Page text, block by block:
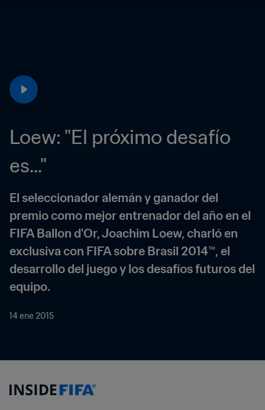
Loew: "El próximo desafío
es..."
El seleccionador alemán y ganador del
premio como mejor entrenador del año en el
FIFA Ballon d'Or, Joachim Loew, charló en
exclusiva con FIFA sobre Brasil 2014™, el
desarrollo del juego y los desafíos futuros del
equipo.
14 ene 2015